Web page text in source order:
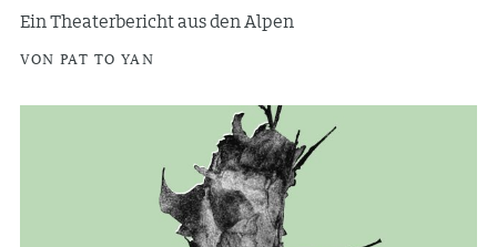
Ein Theaterbericht aus den Alpen
VON PAT TO YAN